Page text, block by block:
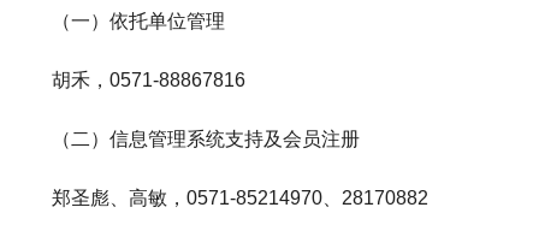
（一）依托单位管理
胡禾，0571-88867816
（二）信息管理系统支持及会员注册
郑圣彪、高敏，0571-85214970、28170882